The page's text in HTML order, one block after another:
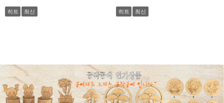
히트 최신 히트 최신